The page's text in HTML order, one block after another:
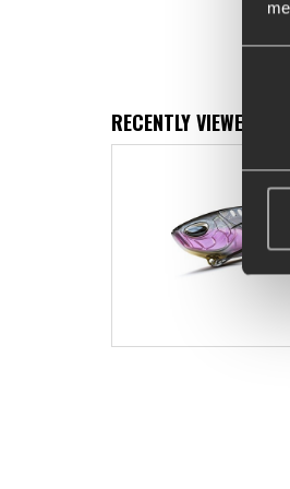
RECENTLY VIEWED